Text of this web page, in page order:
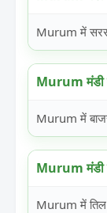
Murum में
Murum मंडी
Murum में
Murum मंडी
Murum में